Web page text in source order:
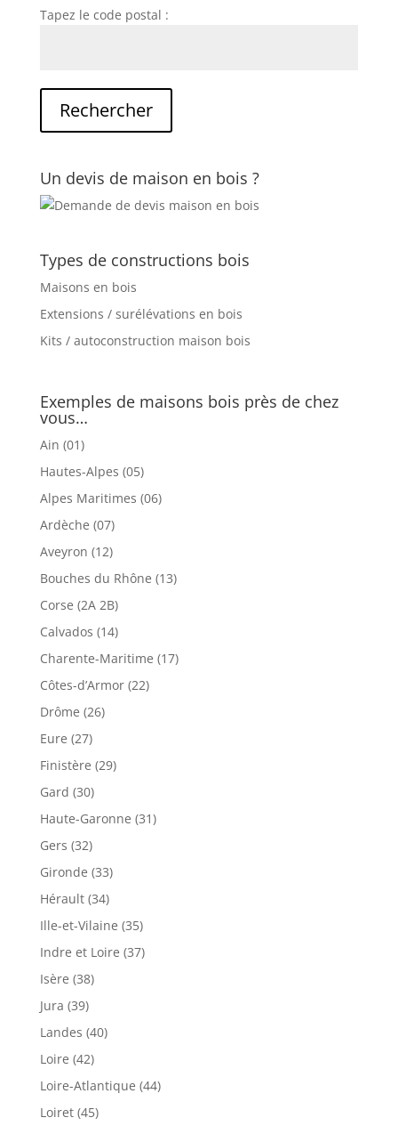
Tapez le code postal :
Un devis de maison en bois ?
Types de constructions bois
Maisons en bois
Extensions / surélévations en bois
Kits / autoconstruction maison bois
Exemples de maisons bois près de chez
vous…
Ain (01)
Hautes-Alpes (05)
Alpes Maritimes (06)
Ardèche (07)
Aveyron (12)
Bouches du Rhône (13)
Corse (2A 2B)
Calvados (14)
Charente-Maritime (17)
Côtes-d’Armor (22)
Drôme (26)
Eure (27)
Finistère (29)
Gard (30)
Haute-Garonne (31)
Gers (32)
Gironde (33)
Hérault (34)
Ille-et-Vilaine (35)
Indre et Loire (37)
Isère (38)
Jura (39)
Landes (40)
Loire (42)
Loire-Atlantique (44)
Loiret (45)